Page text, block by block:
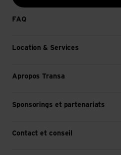
FAQ
Location & Services
Apropos Transa
Sponsorings et partenariats
Contact et conseil